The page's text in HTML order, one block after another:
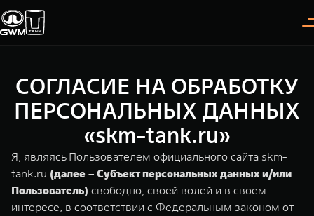
Модели
Покупателям
ВЫБОР АВТОМОБИЛЯ
Спецпредложения
Конфигуратор
Владельцам
ГАРАНТИЯ И ПОДДЕРЖКА
Гарантия
Помощь на дороге
О дилере
О нас
35 лет GWM
СОГЛАСИЕ НА ОБРАБОТКУ
ПЕРСОНАЛЬНЫХ ДАННЫХ
«skm-tank.ru»
Я, являясь Пользователем официального сайта skm-
tank.ru (далее – Субъект персональных данных и/или
Пользователь) свободно, своей волей и в своем
интересе, в соответствии с Федеральным законом от